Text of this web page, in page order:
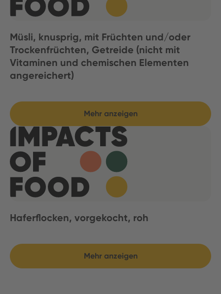
Müsli, knusprig, mit Früchten und/oder
Trockenfrüchten, Getreide (nicht mit
Vitaminen und chemischen Elementen
angereichert)
Mehr anzeigen
Haferflocken, vorgekocht, roh
Mehr anzeigen